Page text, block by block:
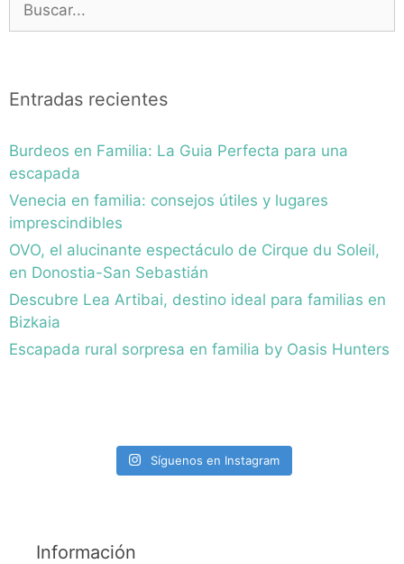
Entradas recientes
Burdeos en Familia: La Guia Perfecta para una
escapada
Venecia en familia: consejos útiles y lugares
imprescindibles
OVO, el alucinante espectáculo de Cirque du Soleil,
en Donostia-San Sebastián
Descubre Lea Artibai, destino ideal para familias en
Bizkaia
Escapada rural sorpresa en familia by Oasis Hunters
Síguenos en Instagram
Información